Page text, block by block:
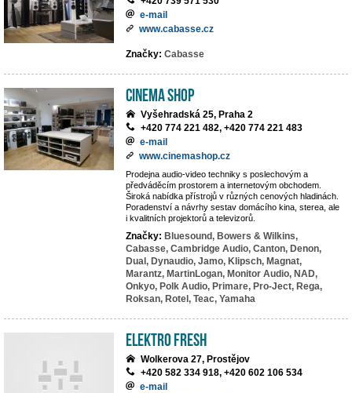
e-mail
www.cabasse.cz
Značky: Cabasse
Cinema Shop
Vyšehradská 25, Praha 2
+420 774 221 482, +420 774 221 483
e-mail
www.cinemashop.cz
Prodejna audio-video techniky s poslechovým a
předváděcím prostorem a internetovým obchodem.
Široká nabídka přístrojů v různých cenových hladinách.
Poradenství a návrhy sestav domácího kina, sterea, ale
i kvalitních projektorů a televizorů.
Značky: Bluesound, Bowers & Wilkins,
Cabasse, Cambridge Audio, Canton, Denon,
Dual, Dynaudio, Jamo, Klipsch, Magnat,
Marantz, MartinLogan, Monitor Audio, NAD,
Onkyo, Polk Audio, Primare, Pro-Ject, Rega,
Roksan, Rotel, Teac, Yamaha
Elektro Fresh
Wolkerova 27, Prostějov
+420 582 334 918, +420 602 106 534
e-mail